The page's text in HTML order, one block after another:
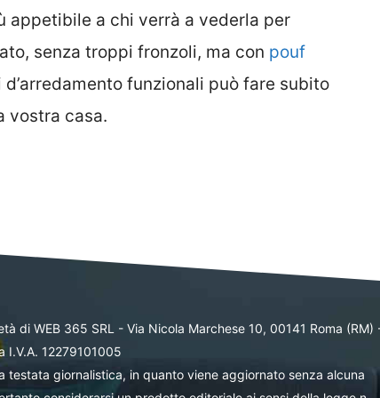
appetibile a chi verrà a vederla per
senza troppi fronzoli, ma con pouf
funzionali può fare subito
vostra casa.
di WEB 365 SRL - Via Nicola Marchese 10, 00141 Roma (RM)
I.V.A. 12279101005
testata giornalistica, in quanto viene aggiornato senza alcuna